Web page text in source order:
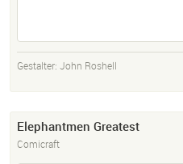
Gestalter: John Roshell
Elephantmen Greatest
Comicraft